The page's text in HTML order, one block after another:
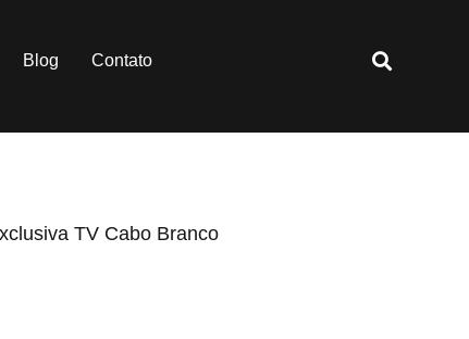
Blog Contato
TV Cabo Branco